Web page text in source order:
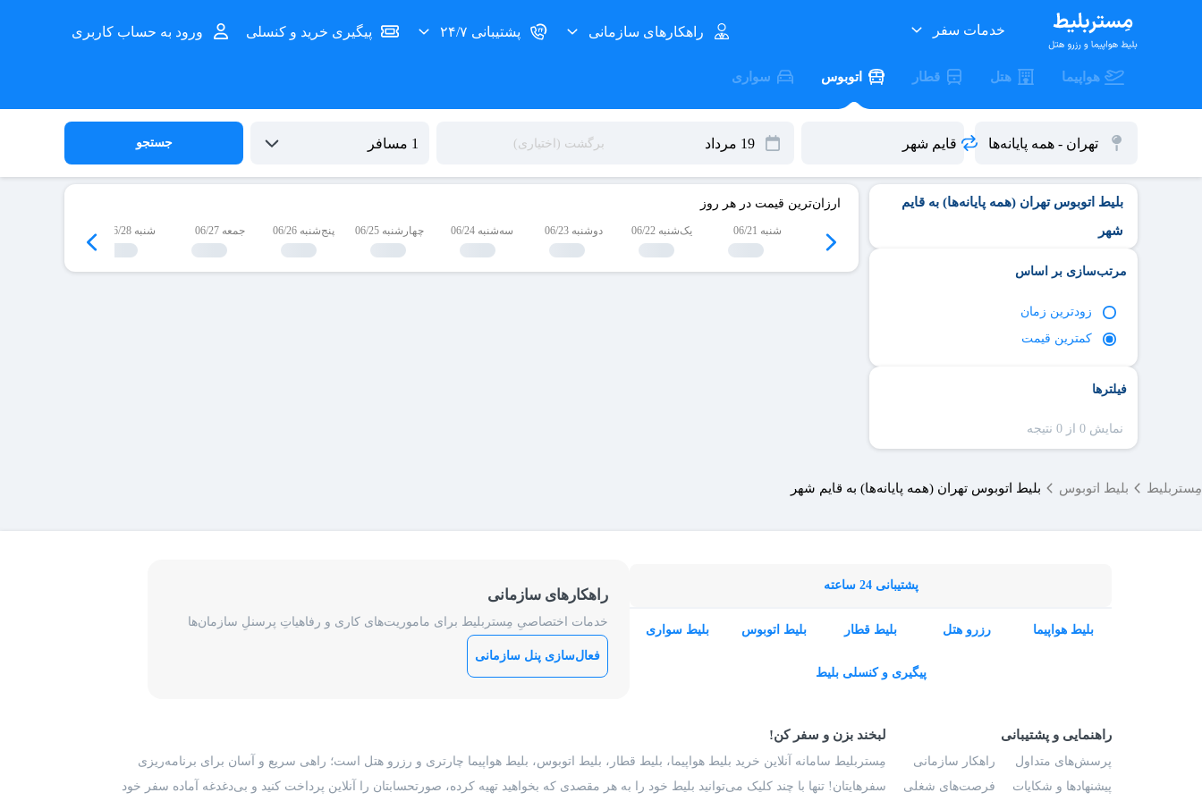
خدمات سفر راهکارهای سازمانی پشتیبانی ۲۴/۷ پیگیری خرید و کنسلی ورود به حساب کاربری
هواپیما هتل قطار اتوبوس سواری
جستجو
بلیط اتوبوس تهران (همه پایانه‌ها) به قایم
شهر
مرتب‌سازی بر اساس
زود‌ترین زمان
کمترین قیمت
فیلترها
نمایش 0 از 0 نتیجه
ارزان‌ترین قیمت در هر روز
سه‌شنبه 06/17 شنبه 06/21 یک‌شنبه 06/22 دوشنبه 06/23 سه‌شنبه 06/24 چهارشنبه 06/25 پنج‌شنبه 06/26 جمعه 06/27 شنبه 06/28
مِستربلیط بلیط اتوبوس بلیط اتوبوس تهران (همه پایانه‌ها) به قایم شهر
پشتیبانی 24 ساعته
بلیط هواپیما رزرو هتل بلیط قطار بلیط اتوبوس بلیط سواری
پیگیری و کنسلی بلیط
راهکارهای سازمانی
خدمات اختصاصیِ مِستربلیط برای ماموریت‌های کاری و رفاهیاتِ پرسنلِ سازمان‌ها
فعال‌سازی پنل سازمانی
راهنمایی و پشتیبانی
پرسش‌های متداول
پیشنهادها و شکایات
راهکار سازمانی
فرصت‌های شغلی
لبخند بزن و سفر کن!
مِستربلیط سامانه آنلاین خرید بلیط هواپیما، بلیط قطار، بلیط اتوبوس، بلیط هواپیما چارتری و رزرو هتل است؛ راهی سریع و آسان برای برنامه‌ریزی
سفرهایتان! تنها با چند کلیک می‌توانید بلیط خود را به هر مقصدی که بخواهید تهیه کرده، صورتحسابتان را آنلاین پرداخت کنید و بی‌دغدغه آماده سفر خود